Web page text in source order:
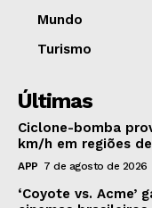
Mundo
Turismo
Últimas
Ciclone-bomba
km/h em regiões
APP 7 de agosto de 2026
‘Coyote vs.